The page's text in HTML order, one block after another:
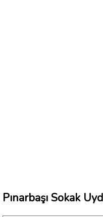
Pınarbaşı Sokak